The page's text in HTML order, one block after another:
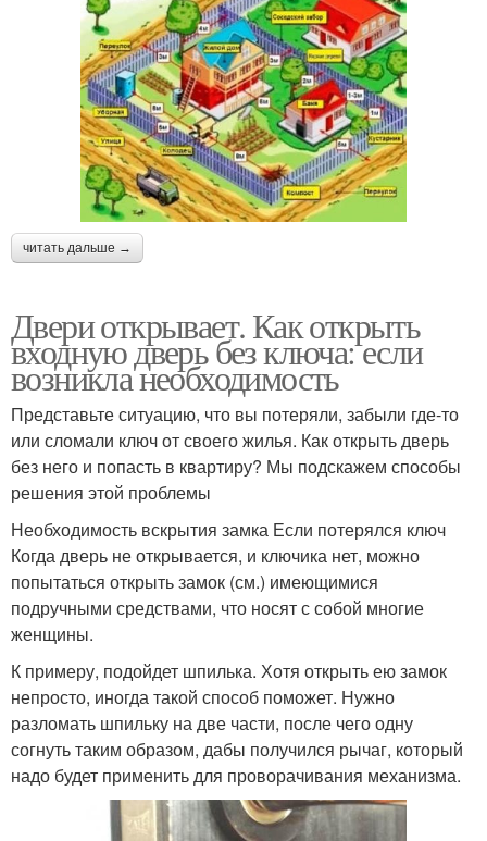
читать дальше →
Двери открывает. Как открыть
входную дверь без ключа: если
возникла необходимость
Представьте ситуацию, что вы потеряли, забыли где-то
или сломали ключ от своего жилья. Как открыть дверь
без него и попасть в квартиру? Мы подскажем способы
решения этой проблемы
Необходимость вскрытия замка Если потерялся ключ
Когда дверь не открывается, и ключика нет, можно
попытаться открыть замок (см.) имеющимися
подручными средствами, что носят с собой многие
женщины.
К примеру, подойдет шпилька. Хотя открыть ею замок
непросто, иногда такой способ поможет. Нужно
разломать шпильку на две части, после чего одну
согнуть таким образом, дабы получился рычаг, который
надо будет применить для проворачивания механизма.